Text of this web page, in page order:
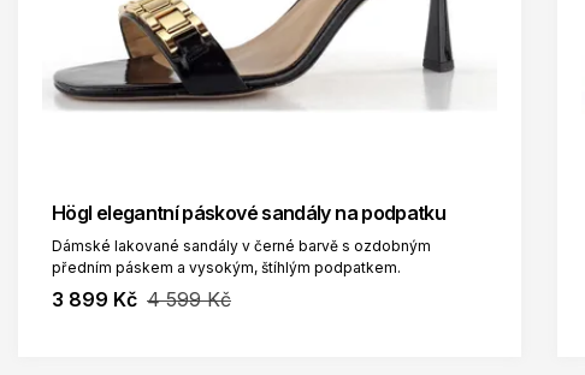
Högl elegantní páskové sandály na podpatku
Dámské lakované sandály v černé barvě s ozdobným
předním páskem a vysokým, štíhlým podpatkem.
3 899 Kč 4 599 Kč